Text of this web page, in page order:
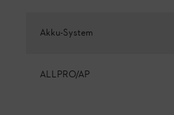
Akku-System
ALLPRO/AP